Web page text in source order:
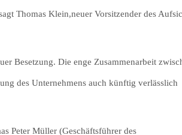
Thomas Klein,neuer Vorsitzender des
Besetzung. Die enge Zusammenarbeit
des Unternehmens auch künftig verlässlich
Peter Müller (Geschäftsführer des